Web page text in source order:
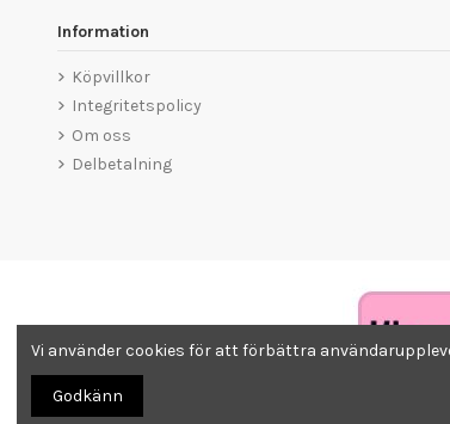
Information
Köpvillkor
Integritetspolicy
Om oss
Delbetalning
Vi använder cookies för att förbättra
Godkänn